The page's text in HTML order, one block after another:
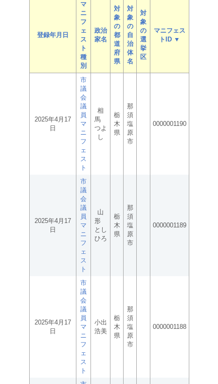
登録年月日
マ
ニ
フ
ェ
ス
ト
種
別
政治
家名
対
象
の
都
道
府
県
対
象
の
自
治
体
名
対
象
の
選
挙
区
マニフェス
トID ▼
2025年4月17
日
市
議
会
議
員
マ
ニ
フ
ェ
ス
ト
相
馬
つよ
し
栃
木
県
那
須
塩
原
市
0000001190
2025年4月17
日
市
議
会
議
員
マ
ニ
フ
ェ
ス
ト
山
形
とし
ひろ
栃
木
県
那
須
塩
原
市
0000001189
2025年4月17
日
市
議
会
議
員
マ
ニ
フ
ェ
ス
ト
小出
浩美
栃
木
県
那
須
塩
原
市
0000001188